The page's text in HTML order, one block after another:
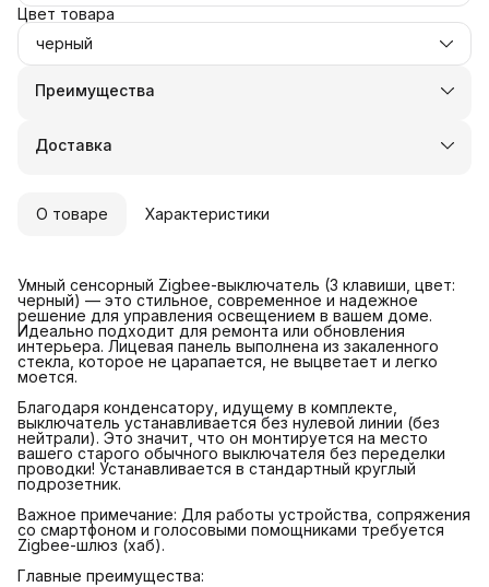
Цвет товара
черный
Преимущества
Оплата частями в Сплит
Удобный возврат
Доставка
О товаре Характеристики
Умный сенсорный Zigbee-выключатель (3 клавиши, цвет:
черный) — это стильное, современное и надежное
решение для управления освещением в вашем доме.
Идеально подходит для ремонта или обновления
интерьера. Лицевая панель выполнена из закаленного
стекла, которое не царапается, не выцветает и легко
моется.
Благодаря конденсатору, идущему в комплекте,
выключатель устанавливается без нулевой линии (без
нейтрали). Это значит, что он монтируется на место
вашего старого обычного выключателя без переделки
проводки! Устанавливается в стандартный круглый
подрозетник.
Важное примечание: Для работы устройства, сопряжения
со смартфоном и голосовыми помощниками требуется
Zigbee-шлюз (хаб).
Главные преимущества: